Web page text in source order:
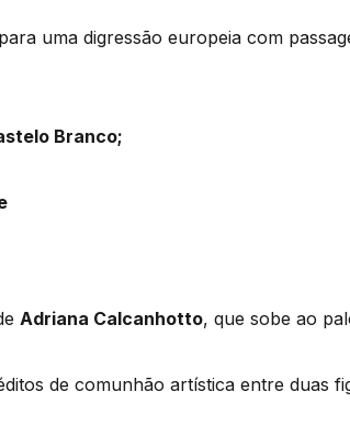
uma digressão europeia com
Branco;
Adriana Calcanhotto, que sobe ao
de comunhão artística entre duas